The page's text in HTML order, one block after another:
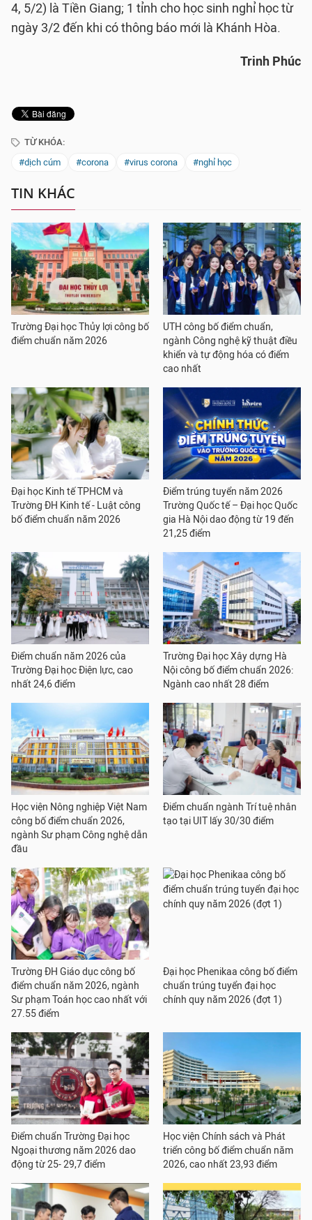
4, 5/2) là Tiền Giang; 1 tỉnh cho học sinh nghỉ học từ
ngày 3/2 đến khi có thông báo mới là Khánh Hòa.
Trinh Phúc
TỪ KHÓA:
#dịch cúm
#corona #virus corona #nghỉ học
TIN KHÁC
Trường Đại học Thủy lợi công bố
điểm chuẩn năm 2026
UTH công bố điểm chuẩn,
ngành Công nghệ kỹ thuật điều
khiển và tự động hóa có điểm
cao nhất
Đại học Kinh tế TPHCM và
Trường ĐH Kinh tế - Luật công
bố điểm chuẩn năm 2026
Điểm trúng tuyển năm 2026
Trường Quốc tế – Đại học Quốc
gia Hà Nội dao động từ 19 đến
21,25 điểm
Điểm chuẩn năm 2026 của
Trường Đại học Điện lực, cao
nhất 24,6 điểm
Trường Đại học Xây dựng Hà
Nội công bố điểm chuẩn 2026:
Ngành cao nhất 28 điểm
Học viện Nông nghiệp Việt Nam
công bố điểm chuẩn 2026,
ngành Sư phạm Công nghệ dẫn
đầu
Điểm chuẩn ngành Trí tuệ nhân
tạo tại UIT lấy 30/30 điểm
Trường ĐH Giáo dục công bố
điểm chuẩn năm 2026, ngành
Sư phạm Toán học cao nhất với
27.55 điểm
Đại học Phenikaa công bố điểm
chuẩn trúng tuyển đại học
chính quy năm 2026 (đợt 1)
Điểm chuẩn Trường Đại học
Ngoại thương năm 2026 dao
động từ 25- 29,7 điểm
Học viện Chính sách và Phát
triển công bố điểm chuẩn năm
2026, cao nhất 23,93 điểm